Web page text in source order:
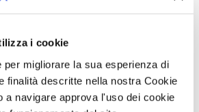
i cookie
migliorare la sua esperienza di
finalità descritte nella nostra Cookie
a navigare approva l'uso dei cookie
completo
Con un acquisto minimo di 29.90 €
la spedizione la regaliamo noi.
Spedizioni in tutta Europa a 20€.